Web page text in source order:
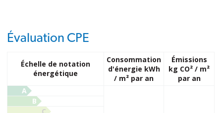
Évaluation CPE
Échelle de notation
énergétique
Consommation
d'énergie kWh
/ m² par an
Émissions
kg CO² / m²
par an
A
B